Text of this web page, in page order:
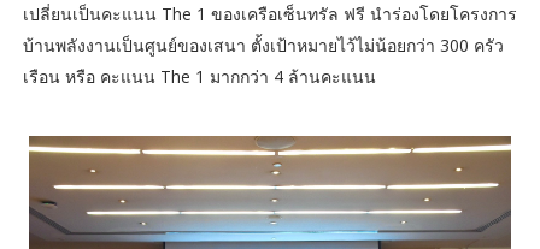
เปลี่ยนเป็นคะแนน The 1 ของเครือเซ็นทรัล ฟรี นำร่องโดยโครงการ
บ้านพลังงานเป็นศูนย์ของเสนา ตั้งเป้าหมายไว้ไม่น้อยกว่า 300 ครัว
เรือน หรือ คะแนน The 1 มากกว่า 4 ล้านคะแนน